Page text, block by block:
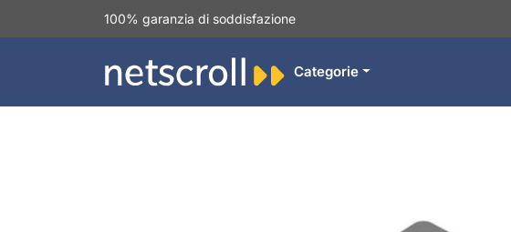
100% garanzia di soddisfazione
Categorie